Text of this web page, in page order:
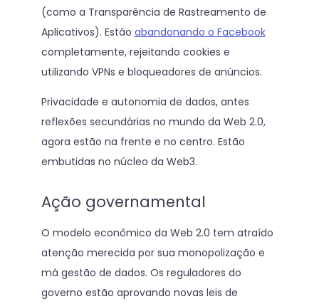
(como a Transparência de Rastreamento de
Aplicativos). Estão abandonando o Facebook
completamente, rejeitando cookies e
utilizando VPNs e bloqueadores de anúncios.
Privacidade e autonomia de dados, antes
reflexões secundárias no mundo da Web 2.0,
agora estão na frente e no centro. Estão
embutidas no núcleo da Web3.
Ação governamental
O modelo econômico da Web 2.0 tem atraído
atenção merecida por sua monopolização e
má gestão de dados. Os reguladores do
governo estão aprovando novas leis de